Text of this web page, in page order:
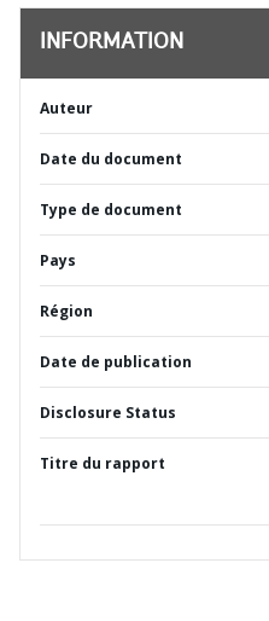
INFORMATION
Auteur
Date du document
Type de document
Pays
Région
Date de publication
Disclosure Status
Titre du rapport